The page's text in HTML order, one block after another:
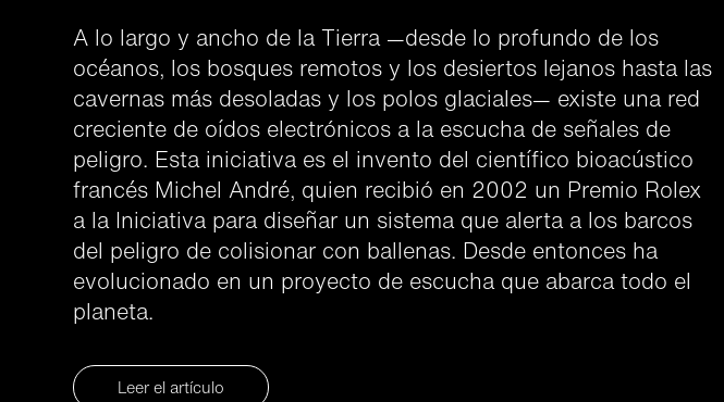
A lo largo y ancho de la Tierra —desde lo profundo de los
océanos, los bosques remotos y los desiertos lejanos hasta las
cavernas más desoladas y los polos glaciales— existe una red
creciente de oídos electrónicos a la escucha de señales de
peligro. Esta iniciativa es el invento del científico bioacústico
francés Michel André, quien recibió en 2002 un Premio Rolex
a la Iniciativa para diseñar un sistema que alerta a los barcos
del peligro de colisionar con ballenas. Desde entonces ha
evolucionado en un proyecto de escucha que abarca todo el
planeta.
Leer el artículo